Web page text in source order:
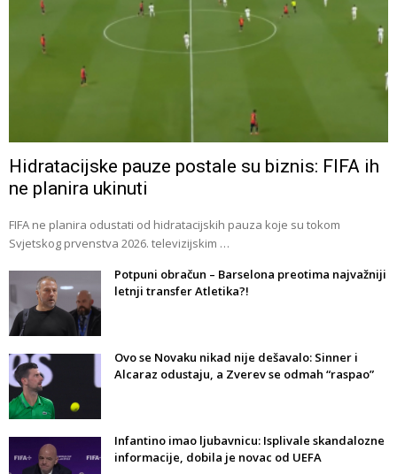
Hidratacijske pauze postale su biznis: FIFA ih
ne planira ukinuti
FIFA ne planira odustati od hidratacijskih pauza koje su tokom
Svjetskog prvenstva 2026. televizijskim …
Potpuni obračun – Barselona preotima najvažniji
letnji transfer Atletika?!
Ovo se Novaku nikad nije dešavalo: Sinner i
Alcaraz odustaju, a Zverev se odmah “raspao”
Infantino imao ljubavnicu: Isplivale skandalozne
informacije, dobila je novac od UEFA